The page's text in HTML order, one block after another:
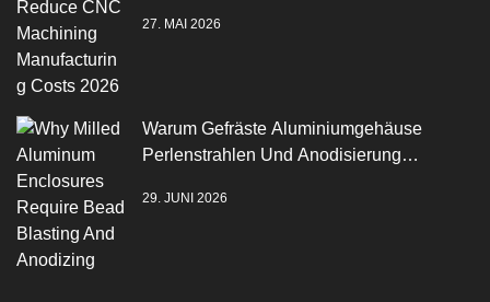
27. MAI 2026
Warum Gefräste Aluminiumgehäuse
Perlenstrahlen Und Anodisierung
29. JUNI 2026